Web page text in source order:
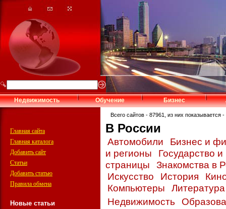
Недвижимость Обучение Бизнес
Главная сайта
Главная каталога
Добавить сайт
Статьи
Добавить статью
Правила обмена
Новые статьи
Всего сайтов - 87961, из них показывается
В России
Автомобили
Бизнес и
и регионы
Государство
страницы
Знакомства в
Искусство
История
Компьютеры
Недвижимость